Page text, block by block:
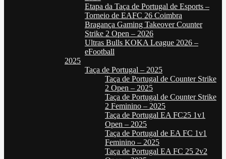
Etapa da Taça de Portugal de Esports –
Torneio de EAFC 26 Coimbra
Bragança Gaming Takeover Counter
Strike 2 Open – 2026
Ultras Bulls KOKA League 2026 –
eFootball
2025
Taça de Portugal – 2025
Taça de Portugal de Counter Strike
2 Open – 2025
Taça de Portugal de Counter Strike
2 Feminino – 2025
Taça de Portugal EA FC25 1v1
Open – 2025
Taça de Portugal de EA FC 1v1
Feminino – 2025
Taça de Portugal EA FC 25 2v2